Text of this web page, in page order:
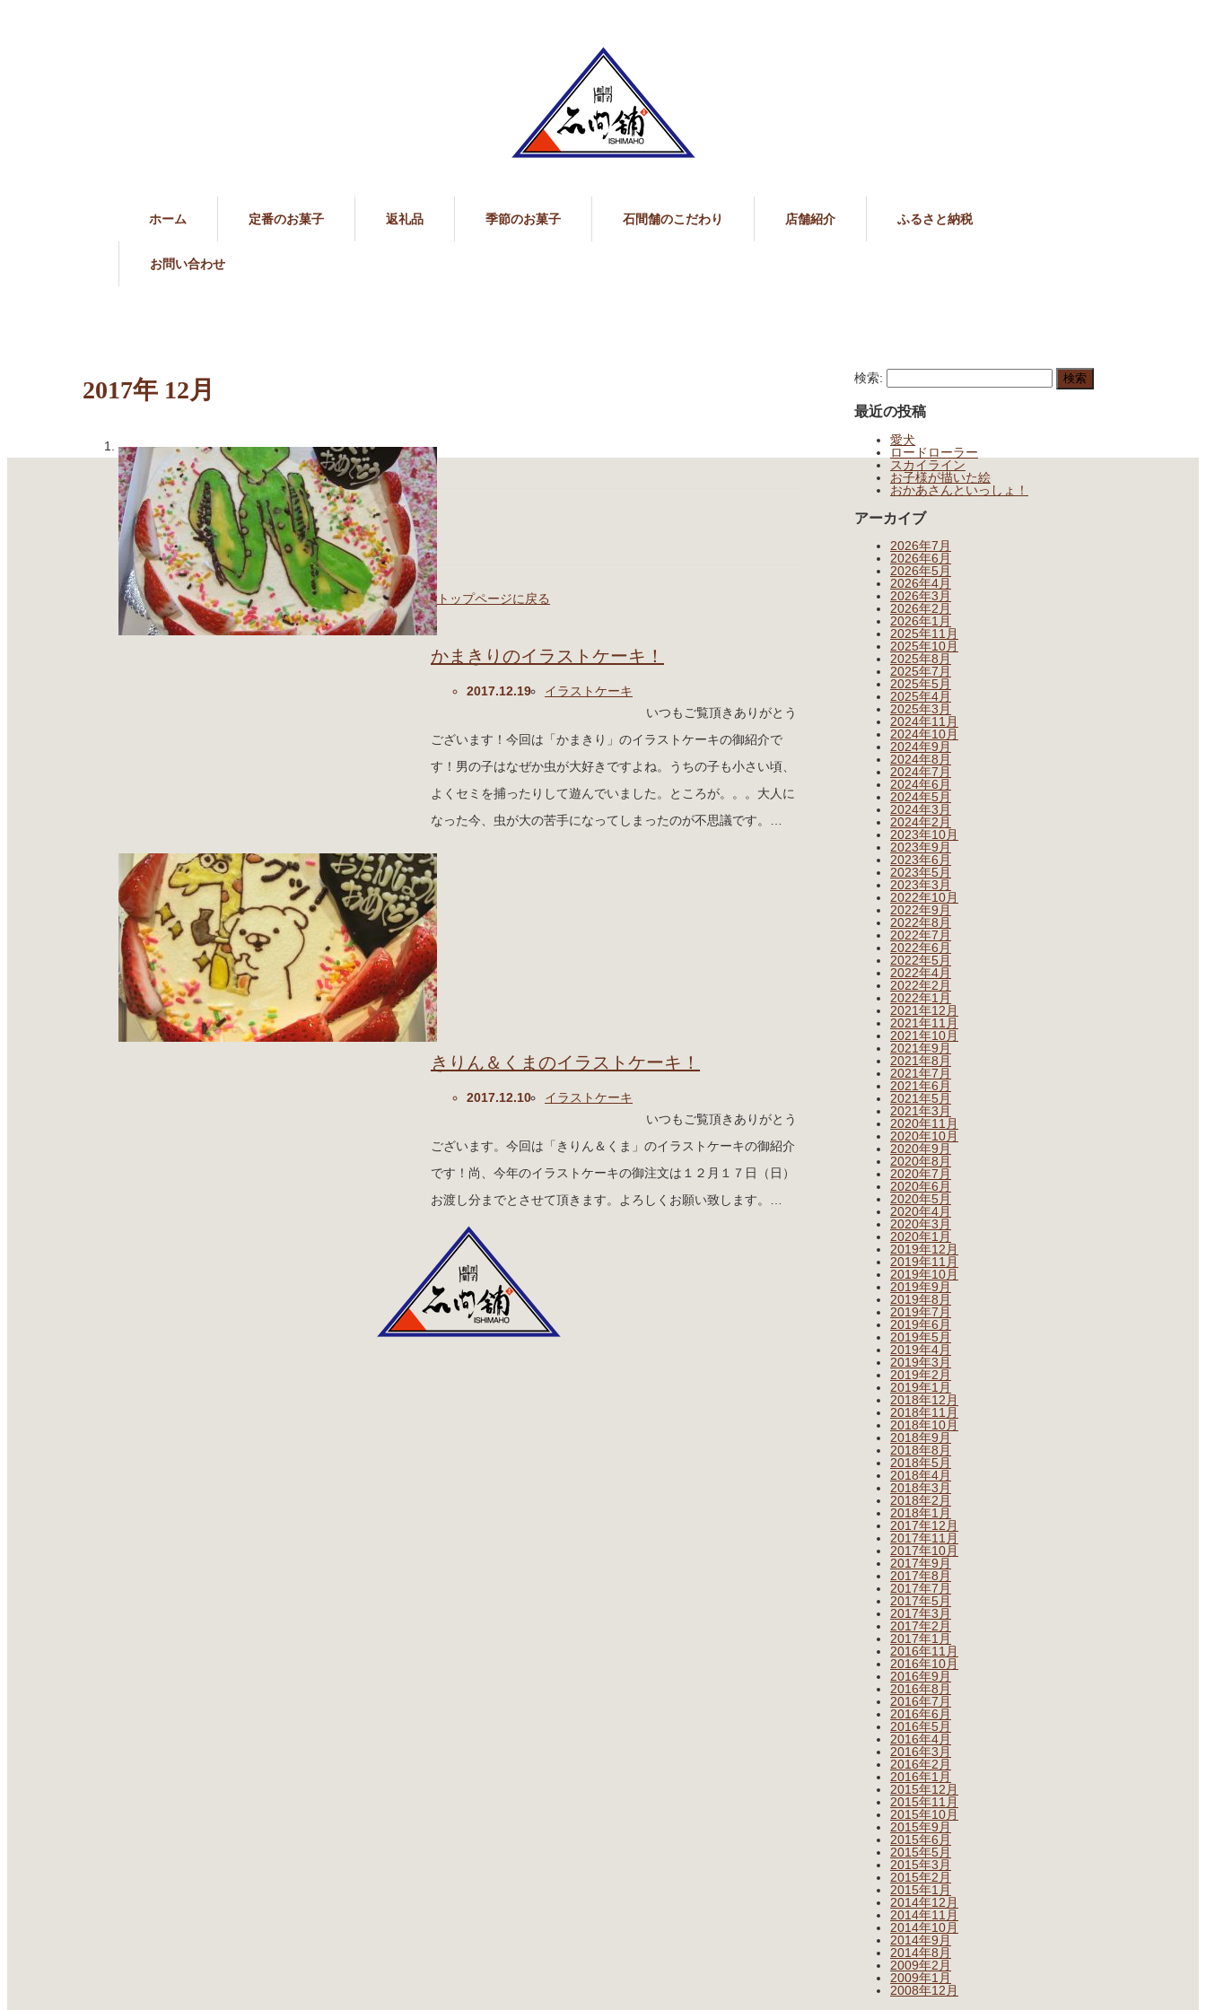
ホーム 定番のお菓子 返礼品 季節のお菓子 石間舗のこだわり 店舗紹介 ふるさと納税
お問い合わせ
2017年 12月
かまきりのイラストケーキ！
2017.12.19
イラストケーキ
いつもご覧頂きありがとう
ございます！今回は「かまきり」のイラストケーキの御紹介で
す！男の子はなぜか虫が大好きですよね。うちの子も小さい頃、
よくセミを捕ったりして遊んでいました。ところが。。。大人に
なった今、虫が大の苦手になってしまったのが不思議です。…
きりん＆くまのイラストケーキ！
2017.12.10
イラストケーキ
いつもご覧頂きありがとう
ございます。今回は「きりん＆くま」のイラストケーキの御紹介
です！尚、今年のイラストケーキの御注文は１２月１７日（日）
お渡し分までとさせて頂きます。よろしくお願い致します。…
トップページに戻る
検索:
最近の投稿
愛犬
ロードローラー
スカイライン
お子様が描いた絵
おかあさんといっしょ！
アーカイブ
2026年7月
2026年6月
2026年5月
2026年4月
2026年3月
2026年2月
2026年1月
2025年11月
2025年10月
2025年8月
2025年7月
2025年5月
2025年4月
2025年3月
2024年11月
2024年10月
2024年9月
2024年8月
2024年7月
2024年6月
2024年5月
2024年3月
2024年2月
2023年10月
2023年9月
2023年6月
2023年5月
2023年3月
2022年10月
2022年9月
2022年8月
2022年7月
2022年6月
2022年5月
2022年4月
2022年2月
2022年1月
2021年12月
2021年11月
2021年10月
2021年9月
2021年8月
2021年7月
2021年6月
2021年5月
2021年3月
2020年11月
2020年10月
2020年9月
2020年8月
2020年7月
2020年6月
2020年5月
2020年4月
2020年3月
2020年1月
2019年12月
2019年11月
2019年10月
2019年9月
2019年8月
2019年7月
2019年6月
2019年5月
2019年4月
2019年3月
2019年2月
2019年1月
2018年12月
2018年11月
2018年10月
2018年9月
2018年8月
2018年5月
2018年4月
2018年3月
2018年2月
2018年1月
2017年12月
2017年11月
2017年10月
2017年9月
2017年8月
2017年7月
2017年5月
2017年3月
2017年2月
2017年1月
2016年11月
2016年10月
2016年9月
2016年8月
2016年7月
2016年6月
2016年5月
2016年4月
2016年3月
2016年2月
2016年1月
2015年12月
2015年11月
2015年10月
2015年9月
2015年6月
2015年5月
2015年3月
2015年2月
2015年1月
2014年12月
2014年11月
2014年10月
2014年9月
2014年8月
2009年2月
2009年1月
2008年12月